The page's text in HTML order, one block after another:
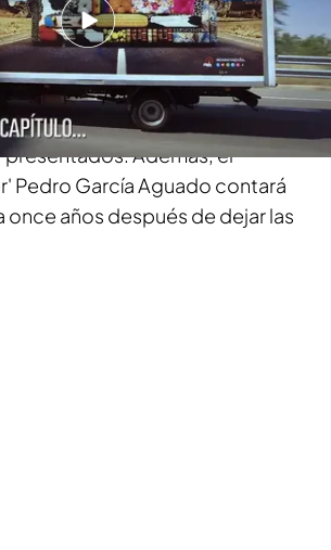
ha querido dar el nombre del
Solo ha dicho que es
Además, el
Pedro García Aguado contará
once años después de dejar las